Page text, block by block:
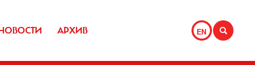
EN
АРХИВ